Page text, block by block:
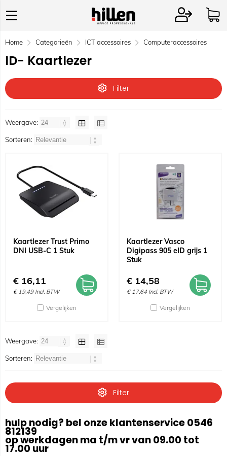
Home Categorieën ICT accessoires Computeraccessoires
ID- Kaartlezer
Filter
Weergave:
Sorteren:
Kaartlezer Trust Primo
DNI USB-C 1 Stuk
€ 16,11
€ 19,49 Incl. BTW
Vergelijken
Kaartlezer Vasco
Digipass 905 eID grijs 1
Stuk
€ 14,58
€ 17,64 Incl. BTW
Vergelijken
Weergave:
Sorteren:
Filter
hulp nodig? bel onze klantenservice 0546
812139
op werkdagen ma t/m vr van 09.00 tot
17.00 uur